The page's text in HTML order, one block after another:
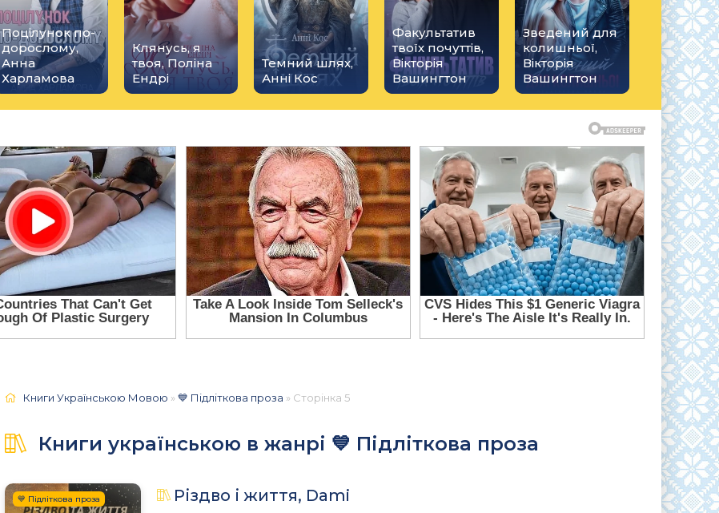
Поцілунок по-
дорослому,
Анна
Харламова
Клянусь, я
твоя, Поліна
Ендрі
Темний шлях,
Анні Кос
Факультатив
твоїх почуттів,
Вікторія
Вашингтон
Зведений для
колишньої,
Вікторія
Вашингтон
Книги Українською Мовою »💙 Підліткова проза » Сторінка 5
Книги українською в жанрі 💙 Підліткова проза
💙 Підліткова проза Різдво і життя, Dami